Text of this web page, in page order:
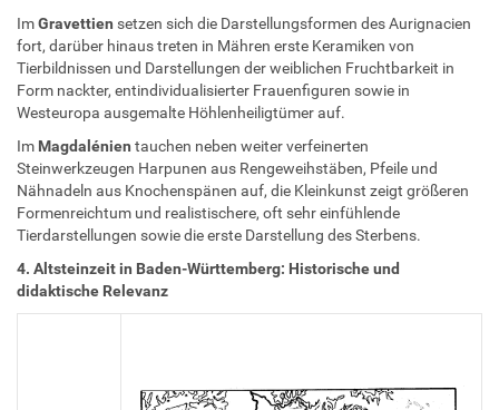
ImGravettien setzen sich die Darstellungsformen des Aurignacien
fort, darüber hinaus treten in Mähren erste Keramiken von
Tierbildnissen und Darstellungen der weiblichen Fruchtbarkeit in
Form nackter, entindividualisierter Frauenfiguren sowie in
Westeuropa ausgemalte Höhlenheiligtümer auf.
Im Magdalénien tauchen neben weiter verfeinerten
Steinwerkzeugen Harpunen aus Rengeweihstäben, Pfeile und
Nähnadeln aus Knochenspänen auf, die Kleinkunst zeigt größeren
Formenreichtum und realistischere, oft sehr einfühlende
Tierdarstellungen sowie die erste Darstellung des Sterbens.
4. Altsteinzeit in Baden-Württemberg: Historische und
didaktische Relevanz